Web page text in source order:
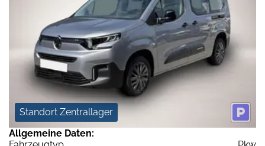
Standort Zentrallager
Allgemeine Daten: